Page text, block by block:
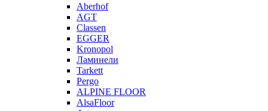
Aberhof
AGT
Classen
EGGER
Kronopol
Ламинели
Tarkett
Pergo
ALPINE FLOOR
AlsaFloor